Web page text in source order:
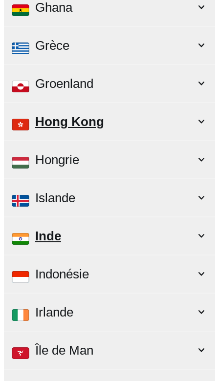
Ghana
Grèce
Groenland
Hong Kong
Hongrie
Islande
Inde
Indonésie
Irlande
Île de Man